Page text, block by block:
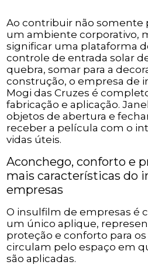
Ao contribuir não somente
um ambiente corporativo,
significar uma plataforma
controle de entrada solar
quebra, somar para a
construção, o empresa de
Mogi das Cruzes é
fabricação e aplicação.
objetos de abertura e
receber a película com o
vidas úteis.
Aconchego, conforto e
mais características do
empresas
O insulfilm de empresas é
um único aplique,
proteção e conforto para
circulam pelo espaço em
são aplicadas.